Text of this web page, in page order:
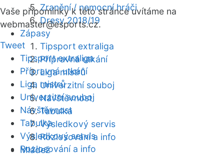
Zranění / nemocní hráči
Dresy 2018/19
Zápasy
Tipsport extraliga
Přípravná utkání
Liga mistrů
Univerzitní souboj
Návštěvnost
Tabulka
Výsledkový servis
Rozlosování a info
Mládež
Vaše připomínky k této stránce uvítáme na
webmaster@esports.cz.
Tweet
Tipsport extraliga
Přípravná utkání
Liga mistrů
Univerzitní souboj
Návštěvnost
Tabulka
Výsledkový servis
Rozlosování a info